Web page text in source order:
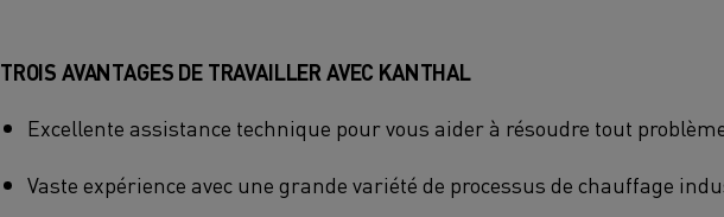
TROIS AVANTAGES DE TRAVAILLER AVEC KANTHAL
Excellente assistance technique pour vous aider à résoudre tout
Vaste expérience avec une grande variété de processus de chauffage